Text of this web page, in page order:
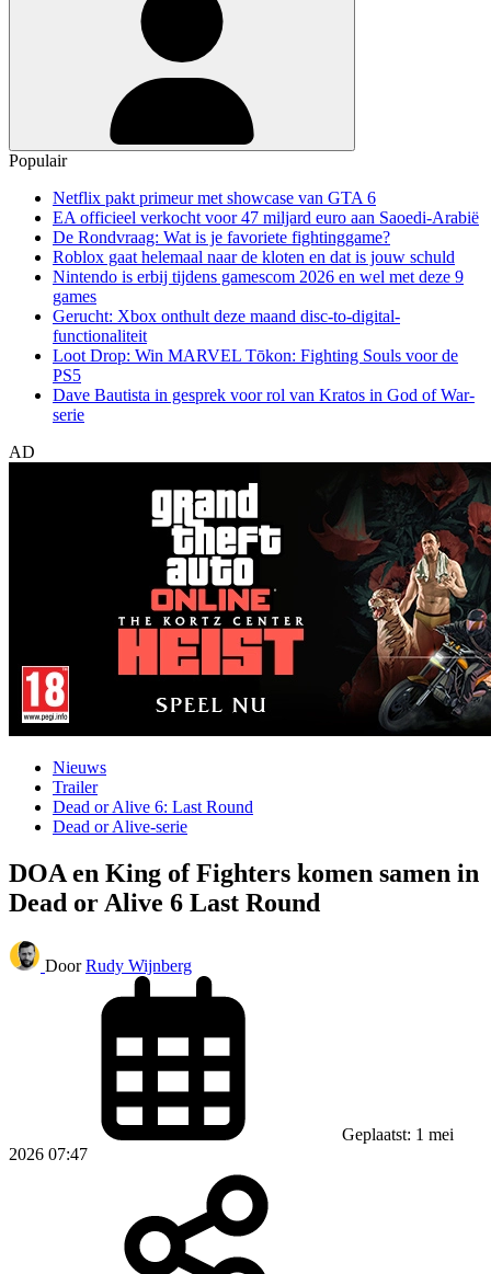
Populair
Netflix pakt primeur met showcase van GTA 6
EA officieel verkocht voor 47 miljard euro aan Saoedi-Arabië
De Rondvraag: Wat is je favoriete fightinggame?
Roblox gaat helemaal naar de kloten en dat is jouw schuld
Nintendo is erbij tijdens gamescom 2026 en wel met deze 9
games
Gerucht: Xbox onthult deze maand disc-to-digital-
functionaliteit
Loot Drop: Win MARVEL Tōkon: Fighting Souls voor de
PS5
Dave Bautista in gesprek voor rol van Kratos in God of War-
serie
AD
Nieuws
Trailer
Dead or Alive 6: Last Round
Dead or Alive-serie
DOA en King of Fighters komen samen in
Dead or Alive 6 Last Round
Door Rudy Wijnberg
Geplaatst: 1 mei
2026 07:47